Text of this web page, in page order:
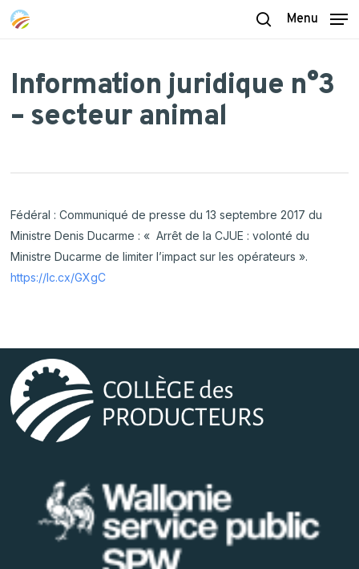
Skip
content
Menu
Information juridique n°3
– secteur animal
Fédéral : Communiqué de presse du 13 septembre 2017 du
Ministre Denis Ducarme : « Arrêt de la CJUE : volonté du
Ministre Ducarme de limiter l’impact sur les opérateurs ».
https://lc.cx/GXgC